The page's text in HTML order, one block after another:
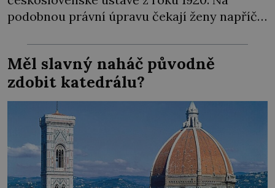
podobnou právní úpravu čekají ženy napříč
bojují… Politikaření bylo po dlouhá staletí
výsadou mužů. Samozřejmě, že se v průběhu
dějin čas od času objevila nějaká velká
panovnice, ale daly […]
Měl slavný naháč původně
zdobit katedrálu?